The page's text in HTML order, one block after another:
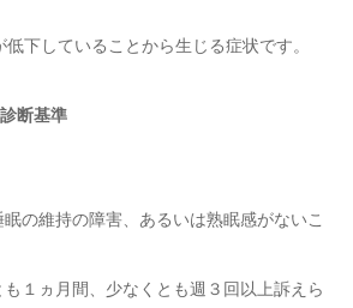
下していることから生じる症状です。
断基準
の維持の障害、あるいは熟眠感がないこ
１ヵ月間、少なくとも週３回以上訴えら